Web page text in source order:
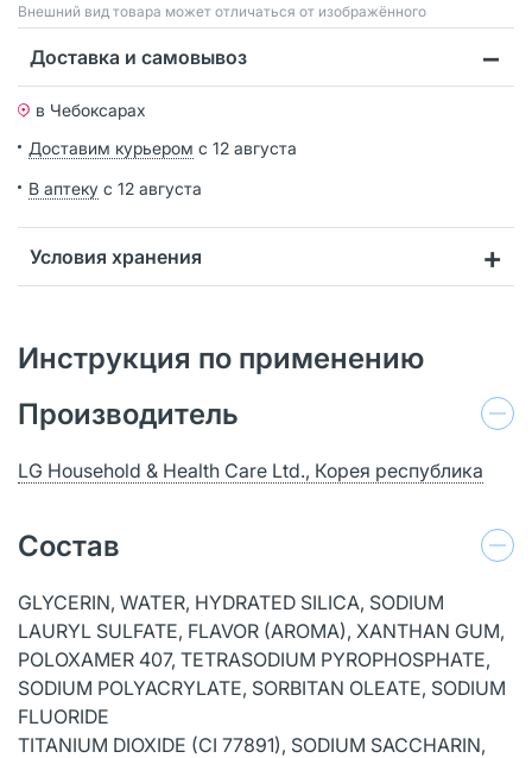
Bнешний вид товара может отличаться от изображённого
Доставка и самовывоз
в Чебоксарах
Доставим курьером с 12 августа
В аптеку с 12 августа
Условия хранения
Инструкция по применению
Производитель
LG Household & Health Care Ltd., Корея республика
Состав
GLYCERIN, WATER, HYDRATED SILICA, SODIUM
LAURYL SULFATE, FLAVOR (AROMA), XANTHAN GUM,
POLOXAMER 407, TETRASODIUM PYROPHOSPHATE,
SODIUM POLYACRYLATE, SORBITAN OLEATE, SODIUM
FLUORIDE
TITANIUM DIOXIDE (CI 77891), SODIUM SACCHARIN,